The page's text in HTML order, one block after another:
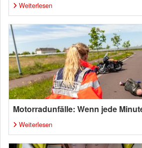
Weiterlesen
Motorradunfälle: Wenn jede
Weiterlesen